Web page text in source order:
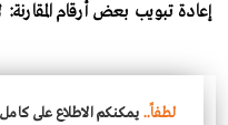
إعادة تبويب بعض أرقام المقارنة:
لطفاً.. يمكنكم الاطلاع على